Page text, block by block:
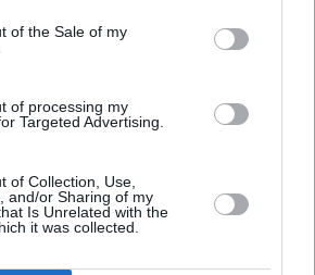
de nuevo en este sitio web o
de privacidad.
of the Sale of my
of processing my
Targeted Advertising.
of Collection, Use,
and/or Sharing of my
Is Unrelated with the
it was collected.